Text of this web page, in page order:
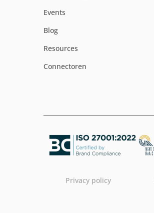
Events
Blog
Resources
Connectoren
Privacy policy